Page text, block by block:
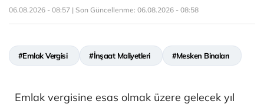
06.08.2026 - 08:57 | Son Güncellenme: 06.08.2026 - 08:58
#Emlak Vergisi #İnşaat Maliyetleri #Mesken Binaları
Emlak vergisine esas olmak üzere gelecek yıl